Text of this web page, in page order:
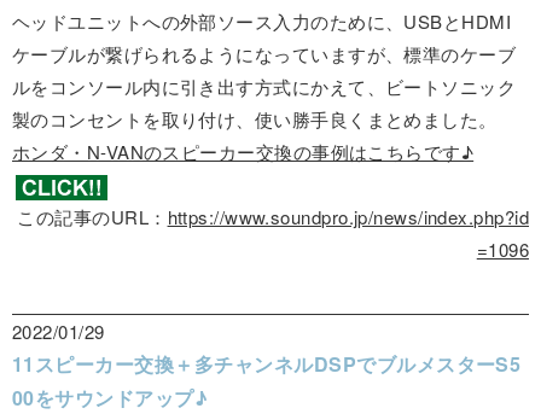
ヘッドユニットへの外部ソース入力のために、USBとHDMI
ケーブルが繋げられるようになっていますが、標準のケーブ
ルをコンソール内に引き出す方式にかえて、ビートソニック
製のコンセントを取り付け、使い勝手良くまとめました。
ホンダ・N-VANのスピーカー交換の事例はこちらです♪
この記事のURL： https://www.soundpro.jp/news/index.php?id
=1096
2022/01/29
11スピーカー交換＋多チャンネルDSPでブルメスターS5
00をサウンドアップ♪